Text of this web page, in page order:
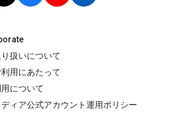
扱いについて
用にあたって
について
ィア公式アカウント運用ポリシー